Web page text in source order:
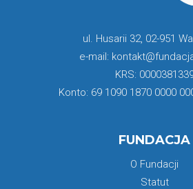
ul. Husarii 32, 02-951
e-mail:
KRS:
Konto: 69 1090 1870 0000
FUNDACJA
O Fundacji
Statut